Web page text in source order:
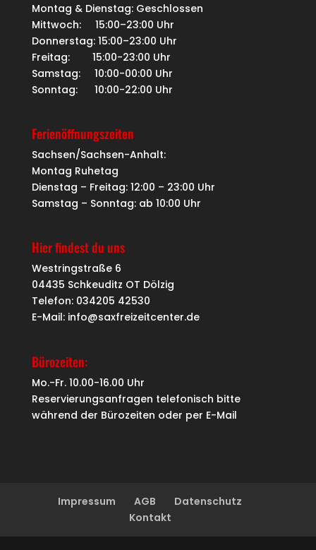
Montag & Dienstag: Geschlossen
Mittwoch: 15:00–23:00 Uhr
Donnerstag: 15:00–23:00 Uhr
Freitag: 15:00-23:00 Uhr
Samstag: 10:00-00:00 Uhr
Sonntag: 10:00-22:00 Uhr
Ferienöffnungszeiten
Sachsen/Sachsen-Anhalt:
Montag Ruhetag
Dienstag – Freitag: 12:00 – 23:00 Uhr
Samstag – Sonntag: ab 10:00 Uhr
Hier findest du uns
Westringstraße 6
04435 Schkeuditz OT Dölzig
Telefon: 034205 42530
E-Mail: info@saxfreizeitcenter.de
Bürozeiten:
Mo.-Fr. 10.00-16.00 Uhr
Reservierungsanfragen telefonisch bitte
während der Bürozeiten oder per E-Mail
Impressum AGB
Datenschutz
Kontakt